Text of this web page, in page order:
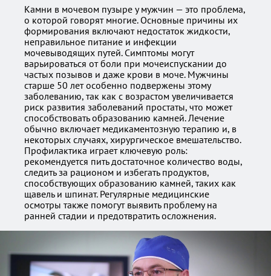
Камни в мочевом пузыре у мужчин — это проблема,
о которой говорят многие. Основные причины их
формирования включают недостаток жидкости,
неправильное питание и инфекции
мочевыводящих путей. Симптомы могут
варьироваться от боли при мочеиспускании до
частых позывов и даже крови в моче. Мужчины
старше 50 лет особенно подвержены этому
заболеванию, так как с возрастом увеличивается
риск развития заболеваний простаты, что может
способствовать образованию камней. Лечение
обычно включает медикаментозную терапию и, в
некоторых случаях, хирургическое вмешательство.
Профилактика играет ключевую роль:
рекомендуется пить достаточное количество воды,
следить за рационом и избегать продуктов,
способствующих образованию камней, таких как
щавель и шпинат. Регулярные медицинские
осмотры также помогут выявить проблему на
ранней стадии и предотвратить осложнения.